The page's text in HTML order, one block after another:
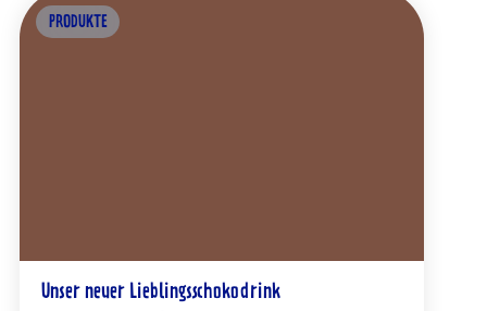
PRODUKTE
Unser neuer Lieblingsschokodrink